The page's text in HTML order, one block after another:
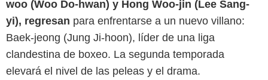
woo (Woo Do-hwan) y Hong Woo-jin (Lee Sang-
yi), regresan para enfrentarse a un nuevo villano:
Baek-jeong (Jung Ji-hoon), líder de una liga
clandestina de boxeo. La segunda temporada
elevará el nivel de las peleas y el drama.